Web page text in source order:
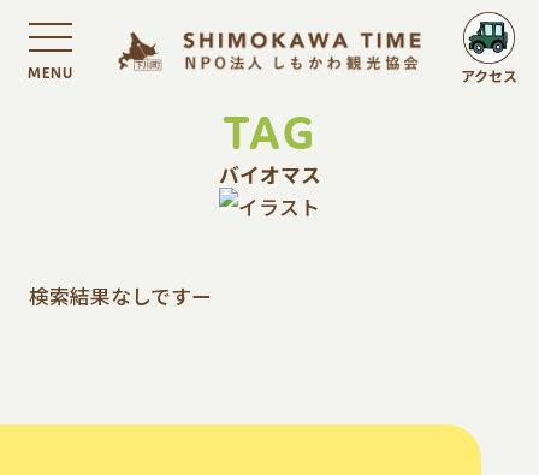
MENU アクセス
TAG
バイオマス
検索結果なしですー